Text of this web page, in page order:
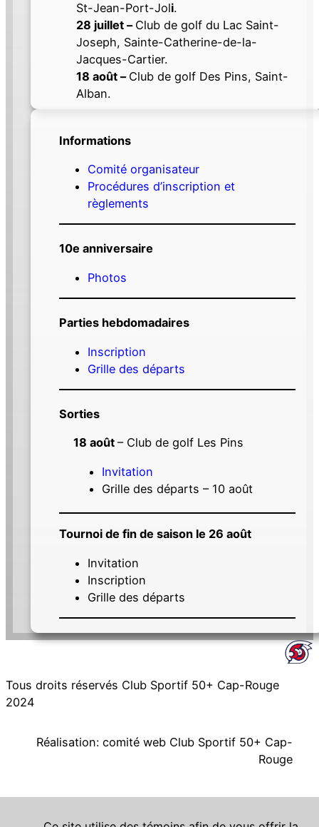
St-Jean-Port-Joli.
28 juillet – Club de golf du Lac Saint-
Joseph, Sainte-Catherine-de-la-
Jacques-Cartier.
18 août – Club de golf Des Pins, Saint-
Alban.
Informations
Comité organisateur
Procédures d’inscription et
règlements
10e anniversaire
Photos
Parties hebdomadaires
Inscription
Grille des départs
Sorties
18 août – Club de golf Les Pins
Invitation
Grille des départs – 10 août
Tournoi de fin de saison le 26 août
Invitation
Inscription
Grille des départs
Tous droits réservés Club Sportif 50+ Cap-Rouge
2024
Réalisation: comité web Club Sportif 50+ Cap-
Rouge